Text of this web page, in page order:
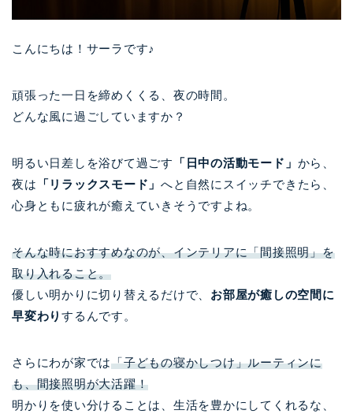
こんにちは！サーラです♪
頑張った一日を締めくくる、夜の時間。
どんな風に過ごしていますか？
明るい日差しを浴びて過ごす 「日中の活動モード」 から、
夜は 「リラックスモード」へと自然にスイッチできたら、
心身ともに疲れが癒えていきそうですよね。
そんな時におすすめなのが、インテリアに「間接照明」を
取り入れること。
優しい明かりに切り替えるだけで、 お部屋が癒しの空間に
早変わりするんです。
さらにわが家では「子どもの寝かしつけ」ルーティンに
も、間接照明が大活躍！
明かりを使い分けることは、生活を豊かにしてくれるな、